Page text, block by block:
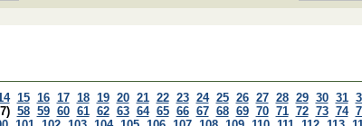
15 16 17 18 19 20 21 22 23 24 25 26 27 28 29 30 31
58 59 60 61 62 63 64 65 66 67 68 69 70 71 72 73 74